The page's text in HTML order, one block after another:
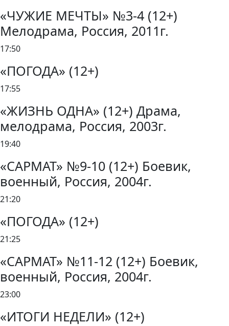
«ЧУЖИЕ МЕЧТЫ» №3-4 (12+)
Мелодрама, Россия, 2011г.
17:50
«ПОГОДА» (12+)
17:55
«ЖИЗНЬ ОДНА» (12+) Драма,
мелодрама, Россия, 2003г.
19:40
«САРМАТ» №9-10 (12+) Боевик,
военный, Россия, 2004г.
21:20
«ПОГОДА» (12+)
21:25
«САРМАТ» №11-12 (12+) Боевик,
военный, Россия, 2004г.
23:00
«ИТОГИ НЕДЕЛИ» (12+)